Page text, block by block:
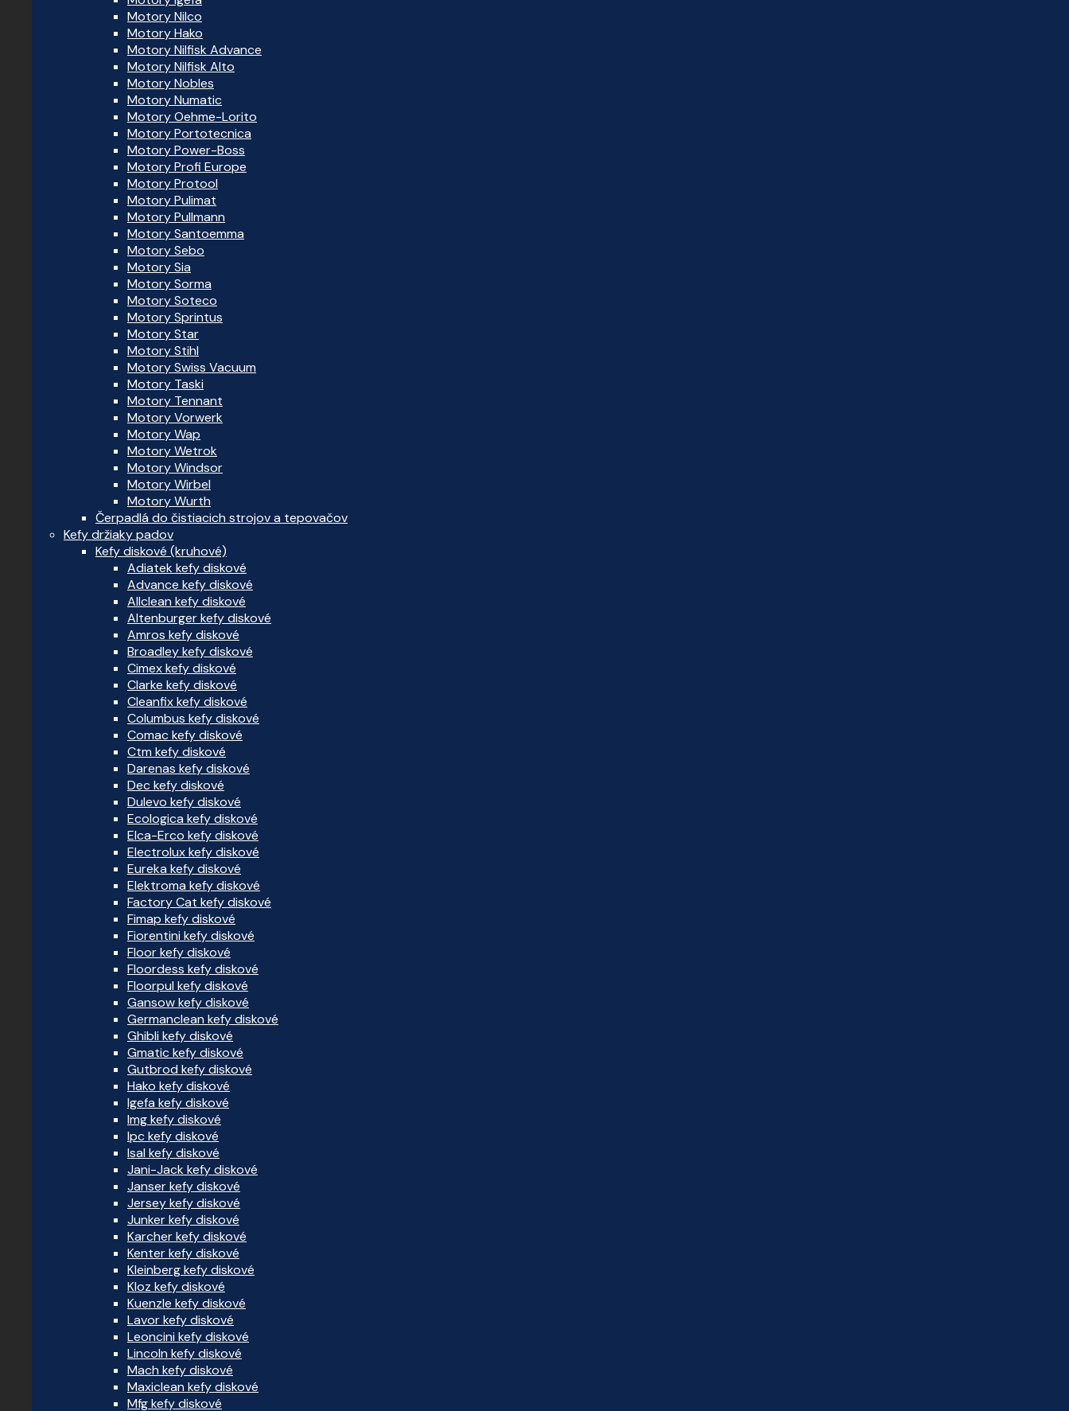
Motory Nilco
Motory Hako
Motory Nilfisk Advance
Motory Nilfisk Alto
Motory Nobles
Motory Numatic
Motory Oehme-Lorito
Motory Portotecnica
Motory Power-Boss
Motory Profi Europe
Motory Protool
Motory Pulimat
Motory Pullmann
Motory Santoemma
Motory Sebo
Motory Sia
Motory Sorma
Motory Soteco
Motory Sprintus
Motory Star
Motory Stihl
Motory Swiss Vacuum
Motory Taski
Motory Tennant
Motory Vorwerk
Motory Wap
Motory Wetrok
Motory Windsor
Motory Wirbel
Motory Wurth
Čerpadlá do čistiacich strojov a tepovačov
Kefy držiaky padov
Kefy diskové (kruhové)
Adiatek kefy diskové
Advance kefy diskové
Allclean kefy diskové
Altenburger kefy diskové
Amros kefy diskové
Broadley kefy diskové
Cimex kefy diskové
Clarke kefy diskové
Cleanfix kefy diskové
Columbus kefy diskové
Comac kefy diskové
Ctm kefy diskové
Darenas kefy diskové
Dec kefy diskové
Dulevo kefy diskové
Ecologica kefy diskové
Elca-Erco kefy diskové
Electrolux kefy diskové
Eureka kefy diskové
Elektroma kefy diskové
Factory Cat kefy diskové
Fimap kefy diskové
Fiorentini kefy diskové
Floor kefy diskové
Floordess kefy diskové
Floorpul kefy diskové
Gansow kefy diskové
Germanclean kefy diskové
Ghibli kefy diskové
Gmatic kefy diskové
Gutbrod kefy diskové
Hako kefy diskové
Igefa kefy diskové
Img kefy diskové
Ipc kefy diskové
Isal kefy diskové
Jani-Jack kefy diskové
Janser kefy diskové
Jersey kefy diskové
Junker kefy diskové
Karcher kefy diskové
Kenter kefy diskové
Kleinberg kefy diskové
Kloz kefy diskové
Kuenzle kefy diskové
Lavor kefy diskové
Leoncini kefy diskové
Lincoln kefy diskové
Mach kefy diskové
Maxiclean kefy diskové
Mfg kefy diskové